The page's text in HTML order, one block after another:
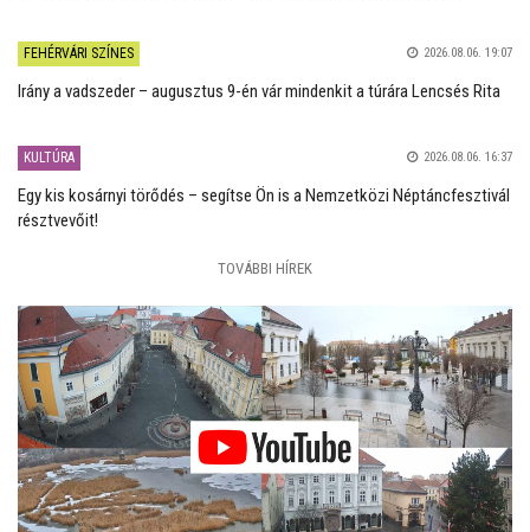
FEHÉRVÁRI SZÍNES 2026.08.06. 19:07
Irány a vadszeder – augusztus 9-én vár mindenkit a túrára Lencsés Rita
KULTÚRA 2026.08.06. 16:37
Egy kis kosárnyi törődés – segítse Ön is a Nemzetközi Néptáncfesztivál
résztvevőit!
TOVÁBBI HÍREK